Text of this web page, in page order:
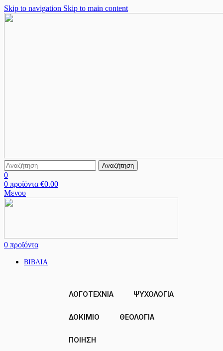
Skip to navigation Skip to main content
Αναζήτηση
0
0 προϊόντα €0.00
Μενου
0 προϊόντα
ΒΙΒΛΙΑ
ΛΟΓΟΤΕΧΝΙΑ ΨΥΧΟΛΟΓΙΑ
ΔΟΚΊΜΙΟ ΘΕΟΛΟΓΙΑ
ΠΟΙΗΣΗ